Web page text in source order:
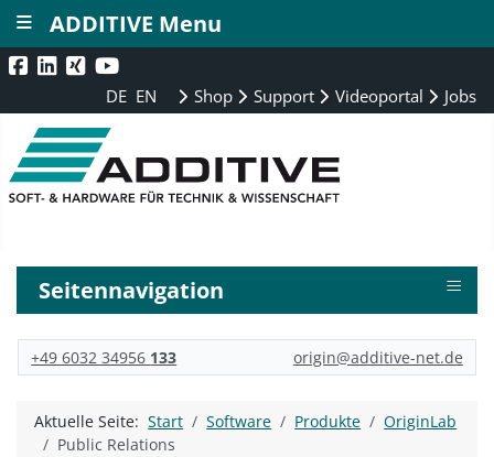
DE EN Shop Support Videoportal Jobs
Seitennavigation ≡
+49 6032 34956 133 origin@additive-net.de
Aktuelle Seite:Start Software Produkte
OriginLab
Public Relations
ADDITIVE Menu
≡